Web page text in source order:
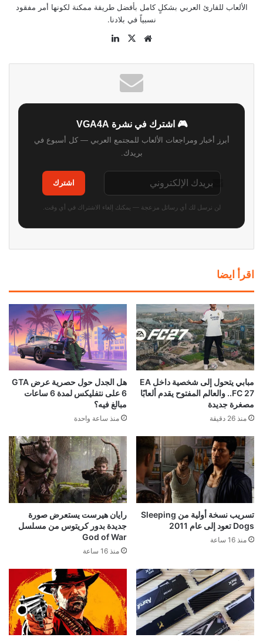
الألعاب للقارئ العربي بشكلٍ كامل بأفضل طريقة ممكنة لكونها أمر مفقود
نسبياً في بلادنا.
موقع
‫X
🎮 اشترك في نشرة VGA4A
أبرز أخبار ومراجعات الألعاب للمجتمع العربي — كل أسبوع في
بريدك.
اشترك
لن نرسل لك أي رسائل مزعجة — يمكنك إلغاء الاشتراك في أي وقت.
اقرأ ايضا
مبابي يتحول إلى شخصية داخل EA
FC 27.. والعالم المفتوح يقدم ألعابًا
مصغرة جديدة
منذ 26 دقيقة
هل الجدل حول حصرية عرض GTA
6 على نتفليكس لمدة 6 ساعات
مبالغ فيه؟
منذ ساعة واحدة
تسريب نسخة أولية من Sleeping
Dogs تعود إلى عام 2011
منذ 16 ساعة
رايان هيرست يستعرض صورة
جديدة بدور كريتوس من مسلسل
God of War
منذ 16 ساعة